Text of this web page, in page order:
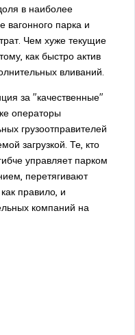
в наиболее
вагонного парка и
Чем хуже текущие
как быстро актив
вливаний.
за "качественные"
операторы
грузоотправителей
загрузкой. Те, кто
управляет парком
перетягивают
правило, и
компаний на